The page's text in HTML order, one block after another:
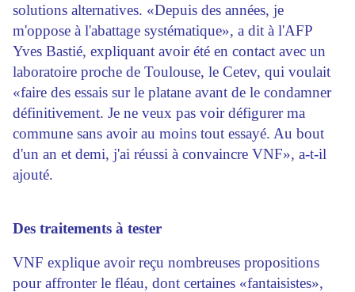
solutions alternatives. «Depuis des années, je
m'oppose à l'abattage systématique», a dit à l'AFP
Yves Bastié, expliquant avoir été en contact avec un
laboratoire proche de Toulouse, le Cetev, qui voulait
«faire des essais sur le platane avant de le condamner
définitivement. Je ne veux pas voir défigurer ma
commune sans avoir au moins tout essayé. Au bout
d'un an et demi, j'ai réussi à convaincre VNF», a-t-il
ajouté.
Des traitements à tester
VNF explique avoir reçu nombreuses propositions
pour affronter le fléau, dont certaines «fantaisistes»,